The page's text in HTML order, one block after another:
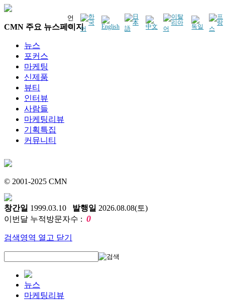
언
어
CMN 주요 뉴스페이지
뉴스
포커스
마케팅
신제품
뷰티
인터뷰
사람들
마케팅리뷰
기획특집
커뮤니티
© 2001-2025 CMN
창간일 1999.03.10 발행일 2026.08.08(토)
이번달 누적방문자수 : 0
검색영역 열고 닫기
뉴스
마케팅리뷰